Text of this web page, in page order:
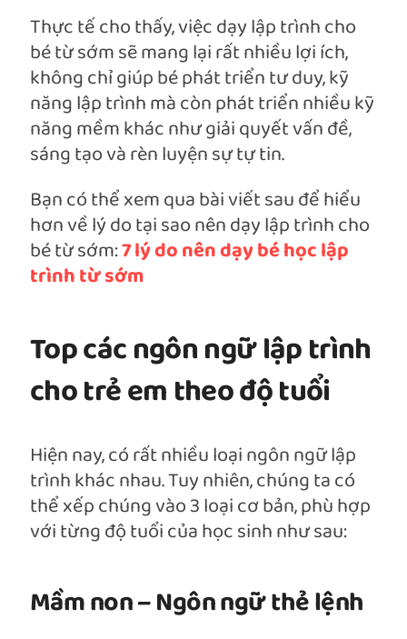
Thực tế cho thấy, việc dạy lập trình cho
bé từ sớm sẽ mang lại rất nhiều lợi ích,
không chỉ giúp bé phát triển tư duy, kỹ
năng lập trình mà còn phát triển nhiều kỹ
năng mềm khác như giải quyết vấn đề,
sáng tạo và rèn luyện sự tự tin.
Bạn có thể xem qua bài viết sau để hiểu
hơn về lý do tại sao nên dạy lập trình cho
bé từ sớm:7 lý do nên dạy bé học lập
trình từ sớm
Top các ngôn ngữ lập trình
cho trẻ em theo độ tuổi
Hiện nay, có rất nhiều loại ngôn ngữ lập
trình khác nhau. Tuy nhiên, chúng ta có
thể xếp chúng vào 3 loại cơ bản, phù hợp
với từng độ tuổi của học sinh như sau:
Mầm non – Ngôn ngữ thẻ lệnh